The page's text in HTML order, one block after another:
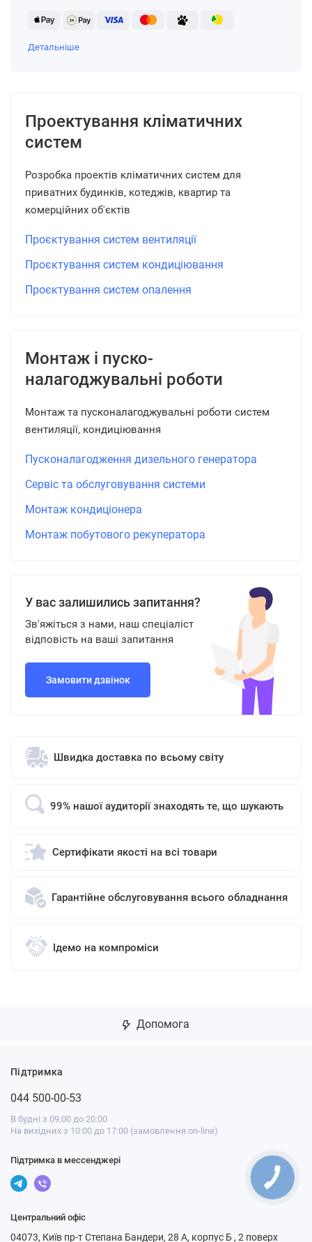
Детальніше
Проектування кліматичних
систем
Розробка проектів кліматичних систем для
приватних будинків, котеджів, квартир та
комерційних об'єктів
Проєктування систем вентиляції
Проєктування систем кондиціювання
Проєктування систем опалення
Монтаж і пуско-
налагоджувальні роботи
Монтаж та пусконалагоджувальні роботи систем
вентиляції, кондиціювання
Пусконалагодження дизельного генератора
Сервіс та обслуговування системи
Монтаж кондиціонера
Монтаж побутового рекуператора
У вас залишились запитання?
Зв'яжіться з нами, наш спеціаліст
відповість на ваші запитання
Замовити дзвінок
Швидка доставка по всьому світу
99% нашої аудиторії знаходять те, що шукають
Сертифікати якості на всі товари
Гарантійне обслуговування всього обладнання
Ідемо на компроміси
Допомога
Підтримка
044 500-00-53
В будні з 09:00 до 20:00
На вихідних з 10:00 до 17:00 (замовлення on-line)
Підтримка в мессенджері
Центральний офіс
04073, Київ пр-т Степана Бандери, 28 А, корпус Б , 2 поверх